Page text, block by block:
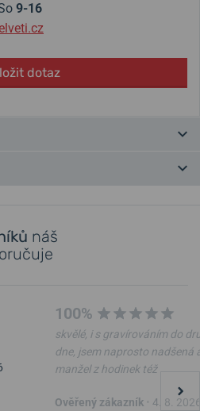
9-16
dotaz
dotaz
Apple Watch - zelený
náš
100%
skvělé, i s gravírováním do
dne, jsem naprosto nadšená
manžel z hodinek též
Ověřený zákazník 4. 8.